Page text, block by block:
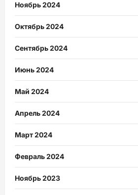
Ноябрь 2024
Октябрь 2024
Сентябрь 2024
Июнь 2024
Май 2024
Апрель 2024
Март 2024
Февраль 2024
Ноябрь 2023